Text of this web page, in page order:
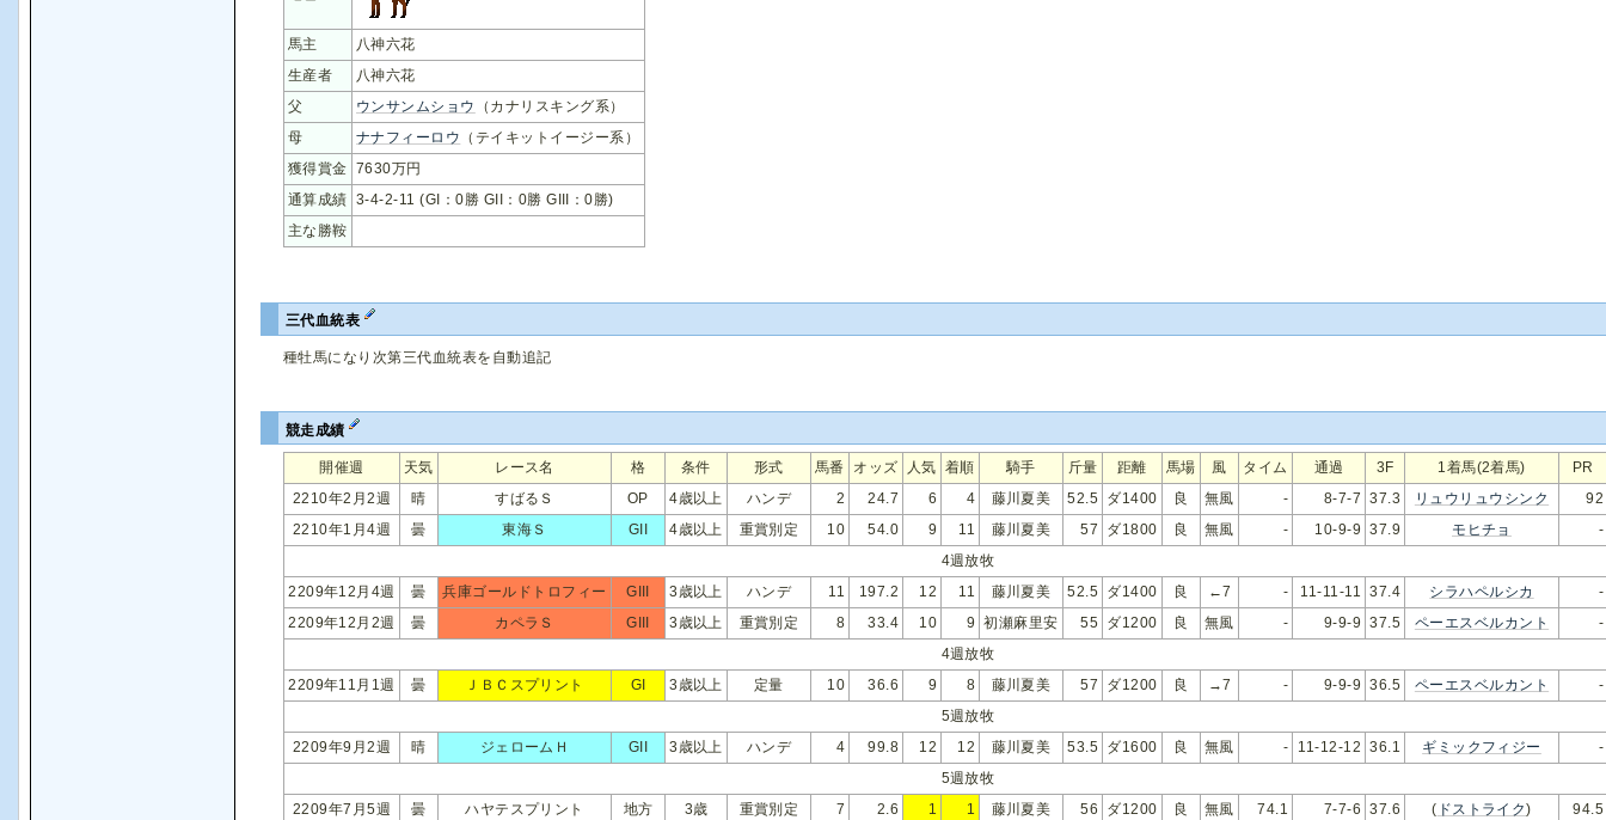
馬主
八神六花
生産者
八神六花
父
ウンサンムショウ
（カナリスキング系）
母
ナナフィーロウ （テイキットイージー系）
獲得賞金 7630万円
通算成績 3-4-2-11 (GI：0勝 GII：0勝 GIII：0勝)
主な勝鞍
三代血統表
種牡馬になり次第三代血統表を自動追記
競走成績
開催週 天気 レース名 格 条件 形式 馬番 オッズ 人気 着順 騎手 斤量 距離 馬場 風 タイム 通過 3F 1着馬(2着馬)
PR
2210年2月2週
晴 すばるＳ OP 4歳以上 ハンデ 2 24.7 6 4 藤川夏美 52.5 ダ1400 良 無風 - 8-7-7 37.3 リュウリュウシンク
92
2210年1月4週
曇 東海Ｓ GII 4歳以上 重賞別定 10 54.0 9 11 藤川夏美 57 ダ1800 良 無風 - 10-9-9 37.9 モヒチョ
-
4週放牧
2209年12月4週
曇 兵庫ゴールドトロフィー GIII 3歳以上 ハンデ 11 197.2 12 11 藤川夏美 52.5 ダ1400 良 ←7 - 11-11-11 37.4 シラハペルシカ
-
2209年12月2週
曇 カペラＳ GIII 3歳以上 重賞別定 8 33.4 10 9 初瀬麻里安 55 ダ1200 良 無風 - 9-9-9 37.5 ペーエスベルカント
-
4週放牧
2209年11月1週
曇 ＪＢＣスプリント GI 3歳以上 定量 10 36.6 9 8 藤川夏美 57 ダ1200 良 →7 - 9-9-9 36.5 ペーエスベルカント
-
5週放牧
2209年9月2週
晴 ジェロームＨ GII 3歳以上 ハンデ 4 99.8 12 12 藤川夏美 53.5 ダ1600 良 無風 - 11-12-12 36.1 ギミックフィジー
-
5週放牧
2209年7月5週
曇 ハヤテスプリント 地方 3歳 重賞別定 7 2.6 1 1 藤川夏美 56 ダ1200 良 無風 74.1 7-7-6 37.6 ( ドストライク)
94.5